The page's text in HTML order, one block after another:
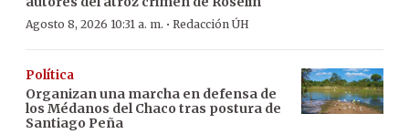
Agosto 8, 2026 10:31 a. m. · Redacción ÚH
Política
Organizan una marcha en defensa de
los Médanos del Chaco tras postura de
Santiago Peña